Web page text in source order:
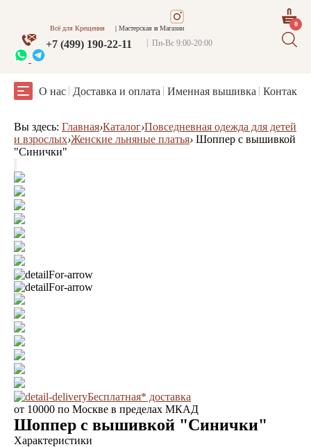
Мастерская и Магазин
Всё для Крещения
Пн-Вс 9:00-20:00
+7 (499) 190-22-11
0
О нас Доставка и оплата Именная вышивка Контакты
Вы здесь: Главная›Каталог›Повседневная одежда для детей
и взрослых›Женские льняные платья› Шоппер с вышивкой
"Синички"
Бесплатная* доставка
от 10000 по Москве в пределах МКАД
Шоппер с вышивкой "Синички"
Характеристики